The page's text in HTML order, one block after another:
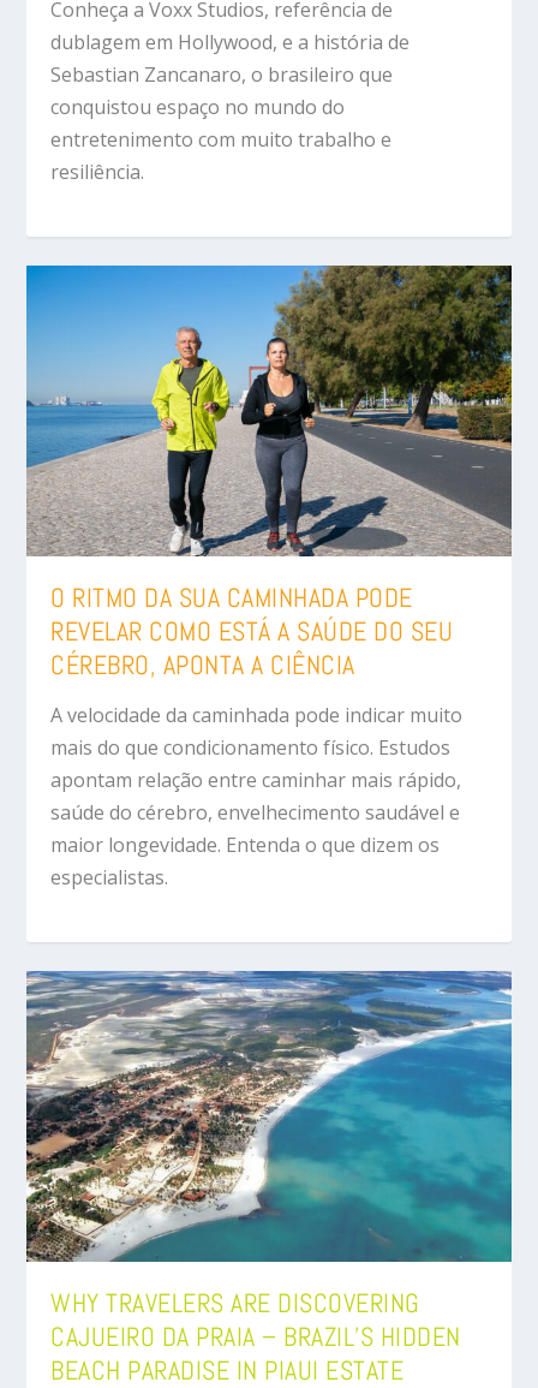
Conheça a Voxx Studios, referência de
dublagem em Hollywood, e a história de
Sebastian Zancanaro, o brasileiro que
conquistou espaço no mundo do
entretenimento com muito trabalho e
resiliência.
O RITMO DA SUA CAMINHADA PODE
REVELAR COMO ESTÁ A SAÚDE DO SEU
CÉREBRO, APONTA A CIÊNCIA
A velocidade da caminhada pode indicar muito
mais do que condicionamento físico. Estudos
apontam relação entre caminhar mais rápido,
saúde do cérebro, envelhecimento saudável e
maior longevidade. Entenda o que dizem os
especialistas.
WHY TRAVELERS ARE DISCOVERING
CAJUEIRO DA PRAIA – BRAZIL’S HIDDEN
BEACH PARADISE IN PIAUI ESTATE